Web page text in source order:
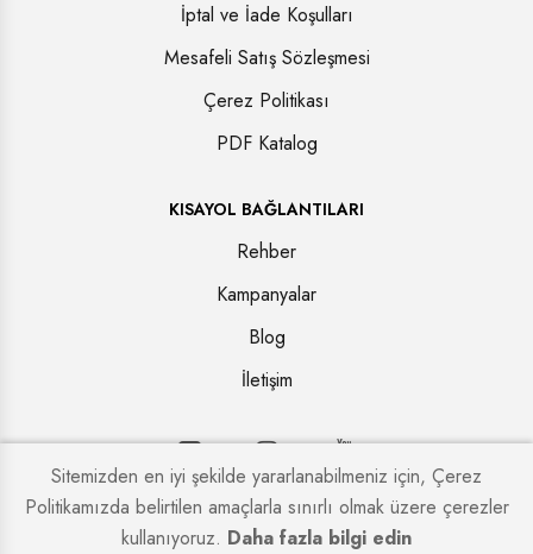
İptal ve İade Koşulları
Mesafeli Satış Sözleşmesi
Çerez Politikası
PDF Katalog
KISAYOL BAĞLANTILARI
Rehber
Kampanyalar
Blog
İletişim
Copyright © 2026. Tüm hakları saklıdır.Kapi Firmaları
Sitemizden en iyi şekilde yararlanabilmeniz için, Çerez
Politikamızda belirtilen amaçlarla sınırlı olmak üzere çerezler
kullanıyoruz. Daha fazla bilgi edin